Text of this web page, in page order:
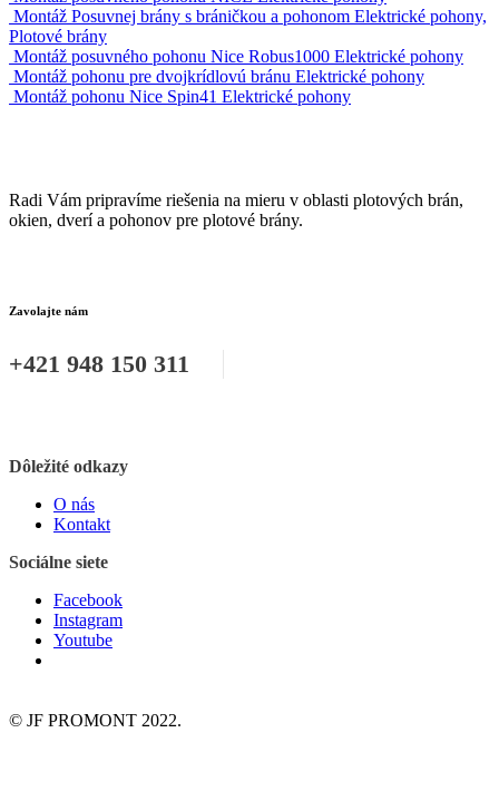
Montáž Posuvnej brány s bráničkou a pohonom Elektrické pohony,
Plotové brány
Montáž posuvného pohonu Nice Robus1000 Elektrické pohony
Montáž pohonu pre dvojkrídlovú bránu Elektrické pohony
Montáž pohonu Nice Spin41 Elektrické pohony
Radi Vám pripravíme riešenia na mieru v oblasti plotových brán,
okien, dverí a pohonov pre plotové brány.
Zavolajte nám
+421 948 150 311
Dôležité odkazy
O nás
Kontakt
Sociálne siete
Facebook
Instagram
Youtube
© JF PROMONT 2022.